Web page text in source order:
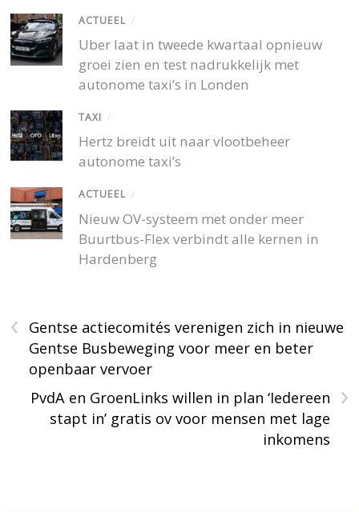
ACTUEEL /
Uber laat in tweede kwartaal opnieuw
groei zien en test nadrukkelijk met
autonome taxi’s in Londen
TAXI /
Hertz breidt uit naar vlootbeheer
autonome taxi’s
ACTUEEL /
Nieuw OV-systeem met onder meer
Buurtbus-Flex verbindt alle kernen in
Hardenberg
‹
Gentse actiecomités verenigen zich in nieuwe
Gentse Busbeweging voor meer en beter
openbaar vervoer
›
PvdA en GroenLinks willen in plan ‘Iedereen
stapt in’ gratis ov voor mensen met lage
inkomens